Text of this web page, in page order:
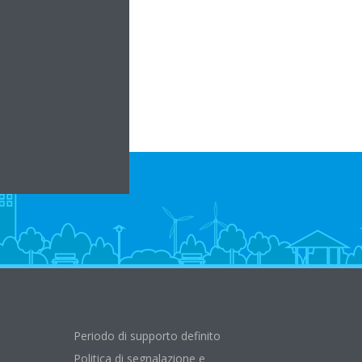
Periodo di supporto definito
Politica di segnalazione e